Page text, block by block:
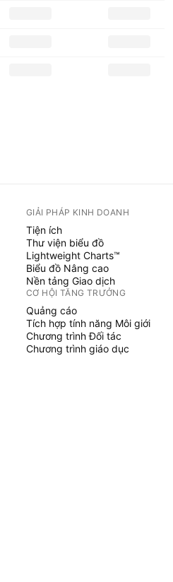
GIẢI PHÁP KINH DOANH
Tiện ích
Thư viện biểu đồ
Lightweight Charts™
Biểu đồ Nâng cao
Nền tảng Giao dịch
CƠ HỘI TĂNG TRƯỞNG
Quảng cáo
Tích hợp tính năng Môi giới
Chương trình Đối tác
Chương trình giáo dục